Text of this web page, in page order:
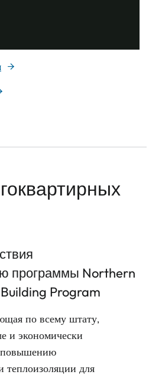
программы Northern
Program
по всему штату,
и экономически
теплоизоляции для